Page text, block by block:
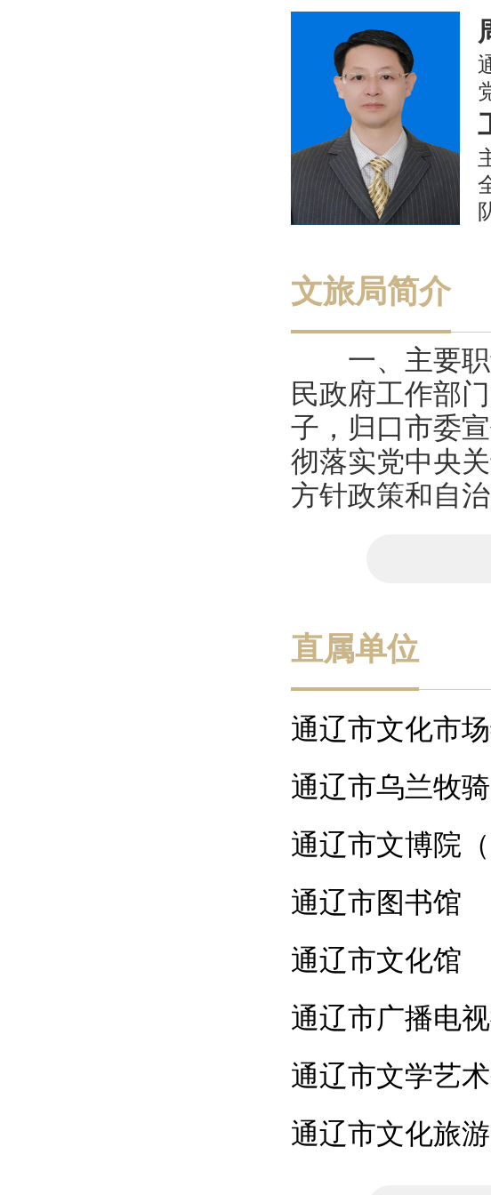
文旅局简介
一、主要职
民政府工作部
子，归口市委
彻落实党中央
方针政策和自
直属单位
通辽市文化市
通辽市乌兰牧
通辽市文博院
通辽市图书馆
通辽市文化馆
通辽市广播电
通辽市文学艺
通辽市文化旅